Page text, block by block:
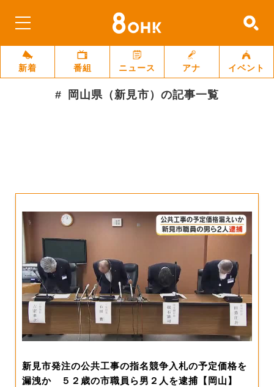
新着 番組 ニュース アナ イベント
岡山県（新見市） の記事一覧
新見市発注の公共工事の指名競争入札の予定価格を
漏洩か ５２歳の市職員ら男２人を逮捕【岡山】